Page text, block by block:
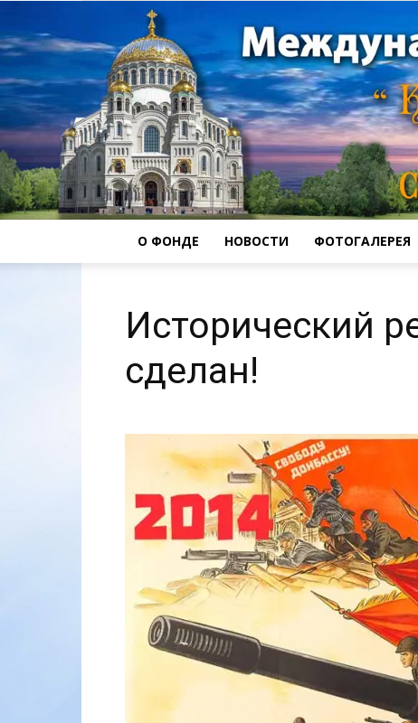
О ФОНДЕ НОВОСТИ ФОТОГАЛЕРЕЯ
Исторический
сделан!